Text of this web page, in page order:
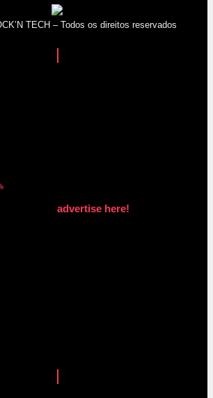
TECH – Todos os direitos reservados
advertise here!